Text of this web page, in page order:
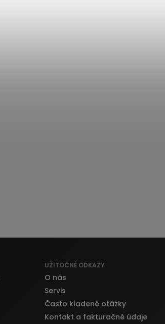
UŽITOČNÉ ODKAZY
O nás
Servis
Často kladené otázky
Kontakt a fakturačné údaje